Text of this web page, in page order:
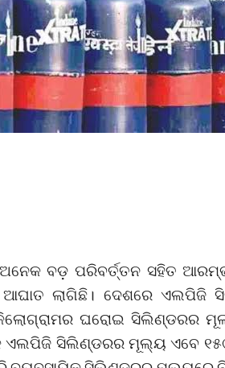
ବଡ଼ ପରିବର୍ତ୍ତନ ସହିତ
ଲାଗିଛି। ଦେଶରେ ଏଲପିଜି
କିଲୋଗ୍ରାମର ଘରୋଇ ସିଲିଣ୍ଡରର
ସିଲିଣ୍ଡରର ମୂଲ୍ୟ ଏବେ